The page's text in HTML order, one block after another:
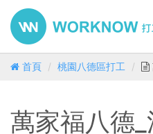
首頁 桃園八德區打工
萬家福八德